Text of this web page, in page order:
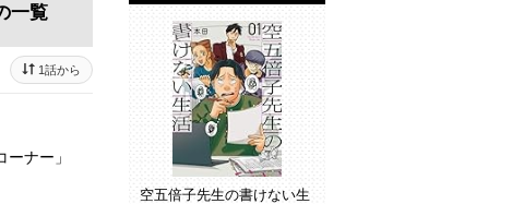
一覧
1話から
ナー」
空五倍子先生の書けない生